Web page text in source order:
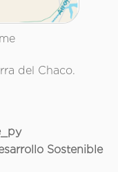
del Chaco.
Sostenible